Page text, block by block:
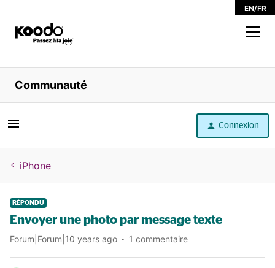
EN/FR
Magasiner
Libre service
Aide
Communauté
Connexion
iPhone
RÉPONDU
Envoyer une photo par message texte
Forum|Forum|10 years ago 1 commentaire